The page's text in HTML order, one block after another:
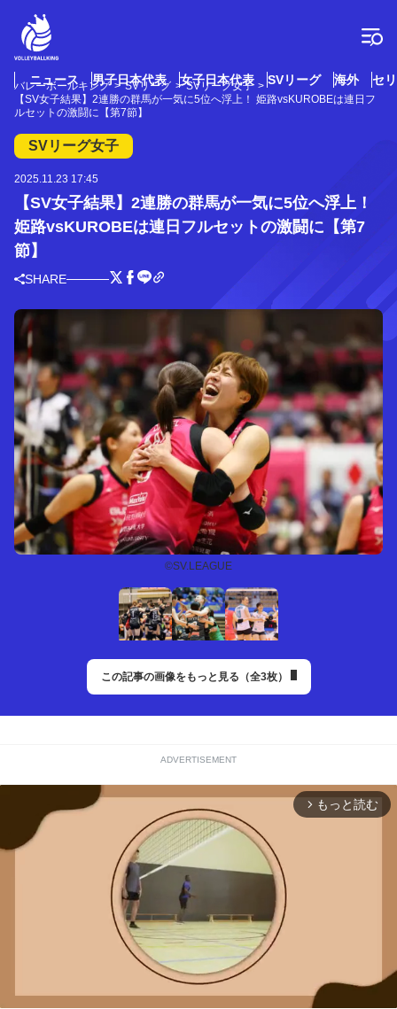
ニュース 男子日本代表 女子日本代表 SVリーグ 海外 セ
バレーボールキング SVリーグ
SVリーグ女子
【SV女子結果】2連勝の群馬が一気に5位へ浮上！ 姫路vsKUROBEは連日フ
ルセットの激闘に【第7節】
SVリーグ女子
2025.11.23 17:45
【SV女子結果】2連勝の群馬が一気に5位へ浮上！
姫路vsKUROBEは連日フルセットの激闘に【第7
節】
SHARE
この記事の画像をもっと見る（全3枚）
©SV.LEAGUE
ADVERTISEMENT
arrow_forward_ios もっと読む